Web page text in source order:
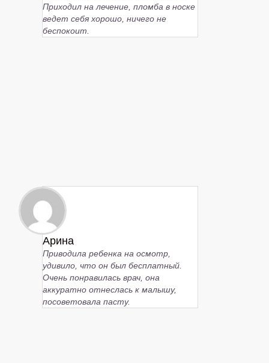
Приходил на лечение, пломба в носке
ведет себя хорошо, ничего не
беспокоит.
Арина
Приводила ребенка на осмотр,
удивило, что он был бесплатный.
Очень понравилась врач, она
аккуратно отнеслась к малышу,
посоветовала пасту.